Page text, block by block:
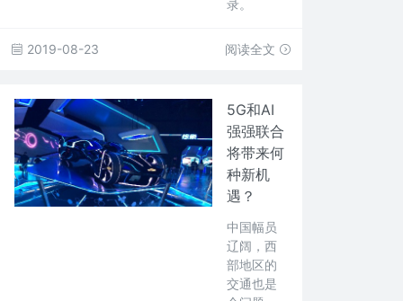
录。
2019-08-23 阅读全文
5G和AI
强强联合
将带来何
种新机
遇？
中国幅员
辽阔，西
部地区的
交通也是